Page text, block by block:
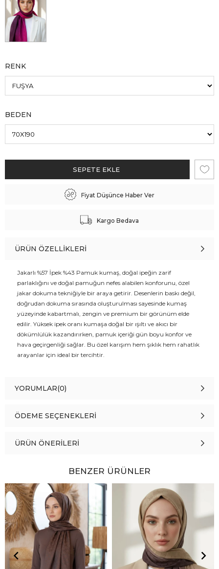
RENK
BEDEN
Fiyat Düşünce Haber Ver
Kargo Bedava
ÜRÜN ÖZELLIKLERI
Jakarlı %57 İpek %43 Pamuk kumaş, doğal ipeğin zarif
parlaklığını ve doğal pamuğun nefes alabilen konforunu, özel
jakar dokuma tekniğiyle bir araya getirir. Desenlerin baskı değil,
doğrudan dokuma sırasında oluşturulması sayesinde kumaş
yüzeyinde kabartmalı, zengin ve premium bir görünüm elde
edilir. Yüksek ipek oranı kumaşa doğal bir ışıltı ve akıcı bir
dökümlülük kazandırırken, pamuk içeriği gün boyu konfor ve
hava geçirgenliği sağlar. Bu özel karışım hem şıklık hem rahatlık
arayanlar için ideal bir tercihtir.
YORUMLAR(0)
ÖDEME SEÇENEKLERI
ÜRÜN ÖNERILERI
BENZER ÜRÜNLER